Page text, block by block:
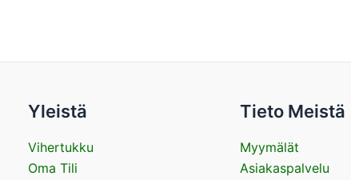
Yleistä
Vihertukku
Oma Tili
Tieto Meistä
Myymälät
Asiakaspalvelu